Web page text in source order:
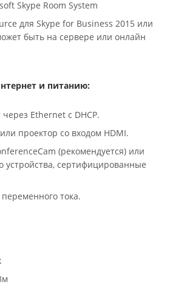
Skype Room System
для Skype for Business 2015 или
быть на сервере или онлайн
и питанию:
Ethernet с DHCP.
проектор со входом HDMI.
(рекомендуется) или
устройства, сертифицированные
тока.